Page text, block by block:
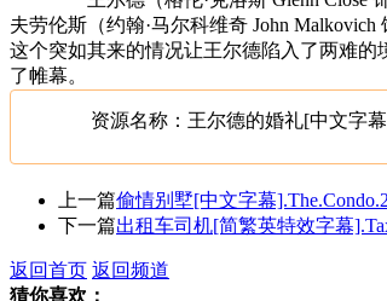
夫劳伦斯（约翰·马尔科维奇 John
这个突如其来的情况让王尔德陷入了两难
了帷幕。
资源名称：王尔德的婚礼[中文字幕
上一篇偷情别墅[中文字幕
下一篇出租车司机[简繁英特效字幕
返回首页 返回频道
猜你喜欢：